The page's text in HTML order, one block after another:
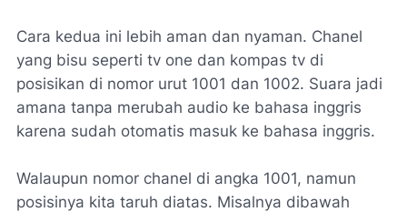
Cara kedua ini lebih aman dan nyaman. Chanel
yang bisu seperti tv one dan kompas tv di
posisikan di nomor urut 1001 dan 1002. Suara jadi
amana tanpa merubah audio ke bahasa inggris
karena sudah otomatis masuk ke bahasa inggris.
Walaupun nomor chanel di angka 1001, namun
posisinya kita taruh diatas. Misalnya dibawah